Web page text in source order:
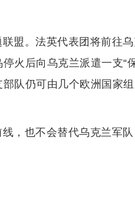
盟。法英代表团将前往
火后向乌克兰派遣一支“保
队仍可由几个欧洲国家组
，也不会替代乌克兰军